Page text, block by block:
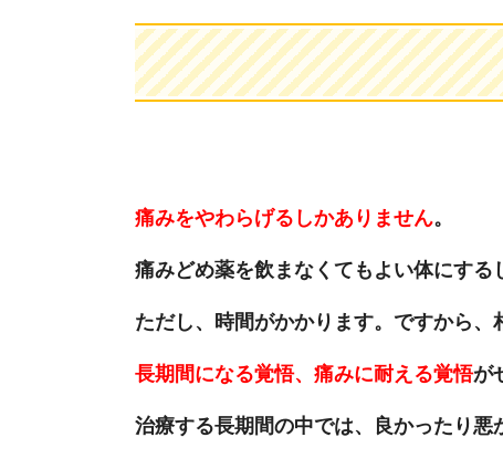
痛みをやわらげるしかありません。
痛みどめ薬を飲まなくてもよい体にする
ただし、時間がかかります。ですから、
長期間になる覚悟、痛みに耐える覚悟が
治療する長期間の中では、良かったり悪